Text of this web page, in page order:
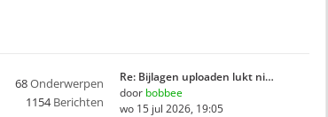
68Onderwerpen
1154Berichten
Re: Bijlagen uploaden lukt ni…
door bobbee
wo 15 jul 2026, 19:05